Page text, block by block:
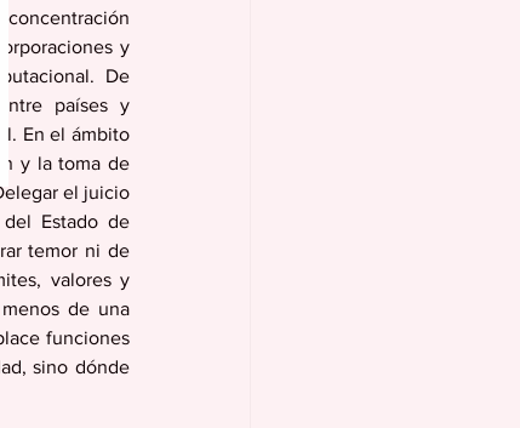
concentración
y
De
países y
En el ámbito
y la toma de
el juicio
Estado de
temor ni de
valores y
de una
funciones
sino dónde